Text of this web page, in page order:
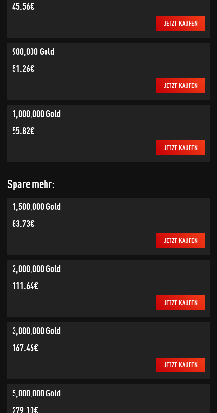
45.56€
JETZT KAUFEN
900,000 Gold
51.26€
JETZT KAUFEN
1,000,000 Gold
55.82€
JETZT KAUFEN
Spare mehr:
1,500,000 Gold
83.73€
JETZT KAUFEN
2,000,000 Gold
111.64€
JETZT KAUFEN
3,000,000 Gold
167.46€
JETZT KAUFEN
5,000,000 Gold
279.10€